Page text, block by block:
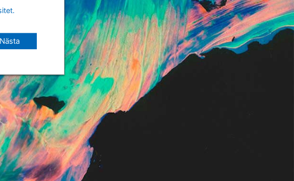
Nästa